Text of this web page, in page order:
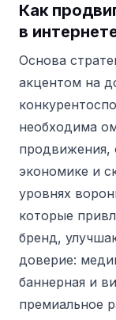
Как
в
Основа
акцентом на
необходима
продвижения,
экономике и
уровнях
которые
бренд,
доверие:
баннерная и
премиальное